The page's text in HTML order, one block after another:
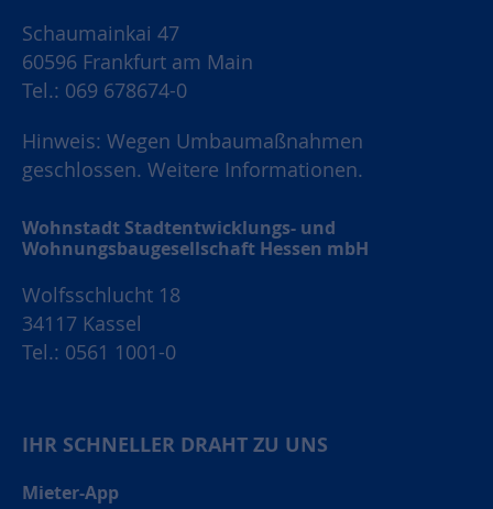
Schaumainkai 47
60596 Frankfurt am Main
Tel.: 069 678674-0
Hinweis: Wegen Umbaumaßnahmen
geschlossen. Weitere Informationen.
Wohnstadt Stadtentwicklungs- und
Wohnungsbaugesellschaft Hessen mbH
Wolfsschlucht 18
34117 Kassel
Tel.: 0561 1001-0
IHR SCHNELLER DRAHT ZU UNS
Mieter-App